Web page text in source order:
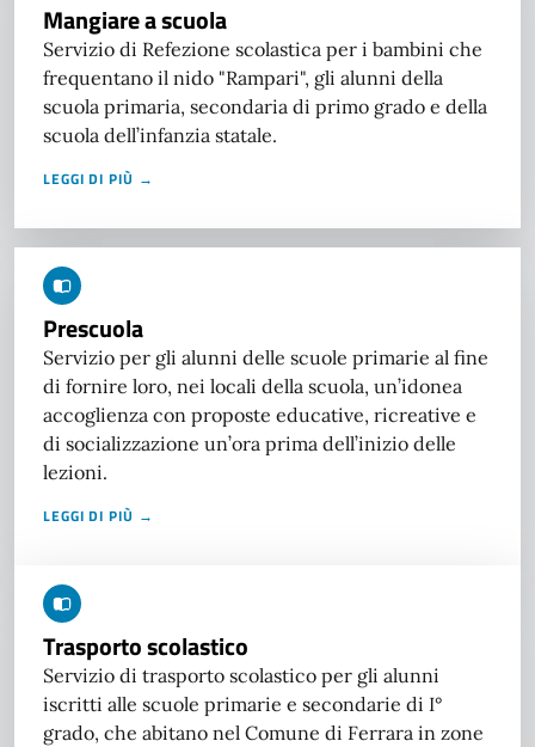
Mangiare a scuola
Servizio di Refezione scolastica per i bambini che
frequentano il nido "Rampari", gli alunni della
scuola primaria, secondaria di primo grado e della
scuola dell’infanzia statale.
LEGGI DI PIÙ →
Prescuola
Servizio per gli alunni delle scuole primarie al fine
di fornire loro, nei locali della scuola, un’idonea
accoglienza con proposte educative, ricreative e
di socializzazione un’ora prima dell’inizio delle
lezioni.
LEGGI DI PIÙ →
Trasporto scolastico
Servizio di trasporto scolastico per gli alunni
iscritti alle scuole primarie e secondarie di I°
grado, che abitano nel Comune di Ferrara in zone